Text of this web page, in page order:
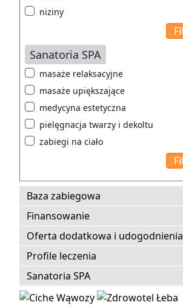
niziny
Sanatoria SPA
masaże relaksacyjne
masaże upiększające
medycyna estetyczna
pielęgnacja twarzy i dekoltu
zabiegi na ciało
Baza zabiegowa
Finansowanie
Oferta dodatkowa i udogodnienia
Profile leczenia
Sanatoria SPA